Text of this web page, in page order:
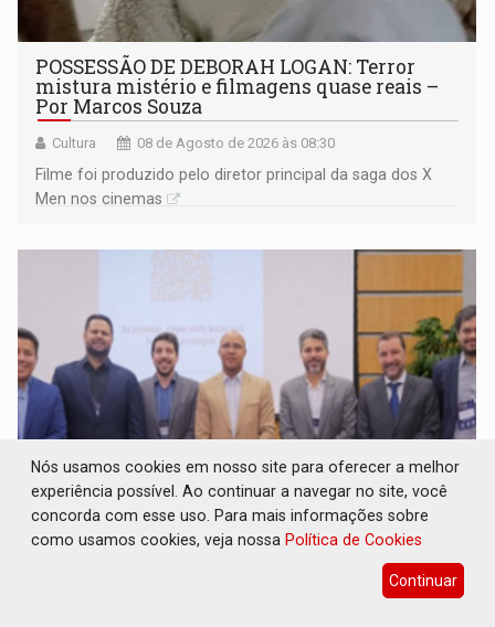
POSSESSÃO DE DEBORAH LOGAN: Terror
mistura mistério e filmagens quase reais –
Por Marcos Souza
Cultura 08 de Agosto de 2026 às 08:30
Filme foi produzido pelo diretor principal da saga dos X
Men nos cinemas
TRANSPARÊNCIA: TCE reúne candidatos ao
Governo e apresenta diagnóstico sobre
Nós usamos cookies em nosso site para oferecer a melhor
experiência possível. Ao continuar a navegar no site, você
concorda com esse uso. Para mais informações sobre
como usamos cookies, veja nossa Política de Cookies
Continuar